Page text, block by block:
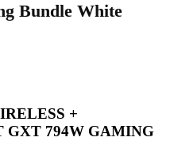
Bundle White
+
794W GAMING